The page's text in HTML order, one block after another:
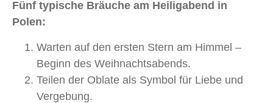
Fünf typische Bräuche am Heiligabend in
Polen:
Warten auf den ersten Stern am Himmel –
Beginn des Weihnachtsabends.
Teilen der Oblate als Symbol für Liebe und
Vergebung.